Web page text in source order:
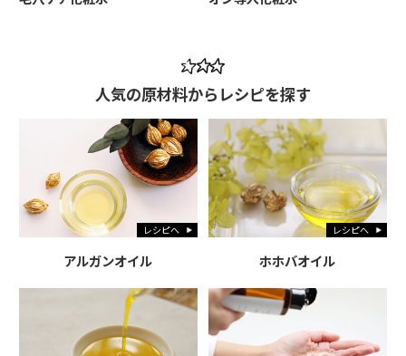
人気の原材料からレシピを探す
レシピへ
アルガンオイル
レシピへ
ホホバオイル